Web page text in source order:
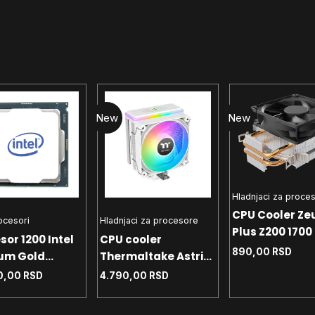
1200 Intel
Gold
4.0 GHz Tray
RSD
New
Hladnjaci za procesore
CPU cooler
Thermaltake Astria
200 White 1700 -
4.790,00 RSD
New
Hladnjaci za
CPU Cooler
Plus Z200 1700
- AM4 - AM5
890,00 RSD